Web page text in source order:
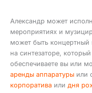
Александр может
мероприятиях и
может быть
на синтезаторе,
обеспечиваете вы или
аренды аппаратуры или
корпоратива или дня